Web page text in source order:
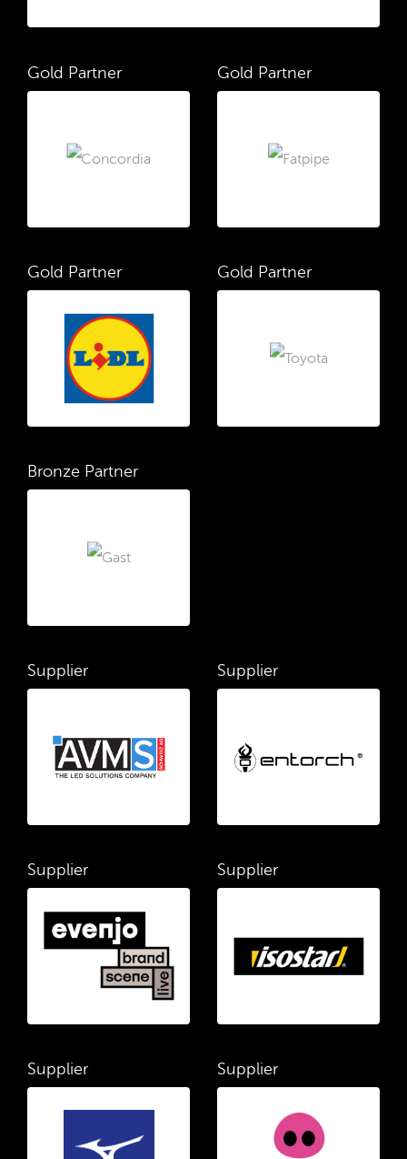
Gold Partner Gold Partner
Gold Partner Gold Partner
Bronze Partner
Supplier Supplier
Supplier Supplier
Supplier Supplier